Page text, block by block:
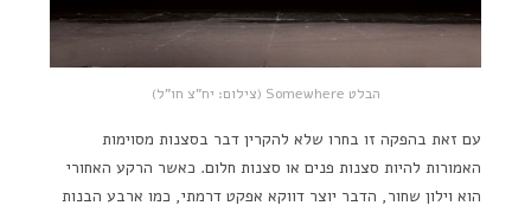
הבלט Somewhere (צילום: יח"צ חו"ל)
עם זאת בהפקה זו בחרו שלא להקרין דבר בסצנות מסוימות
האמורות להיות סצנות פנים או סצנות חלום. כאשר הרקע האחורי
הוא וילון שחור, הדבר יוצר דווקא אפקט דרמתי, כמו ארבע הבנות